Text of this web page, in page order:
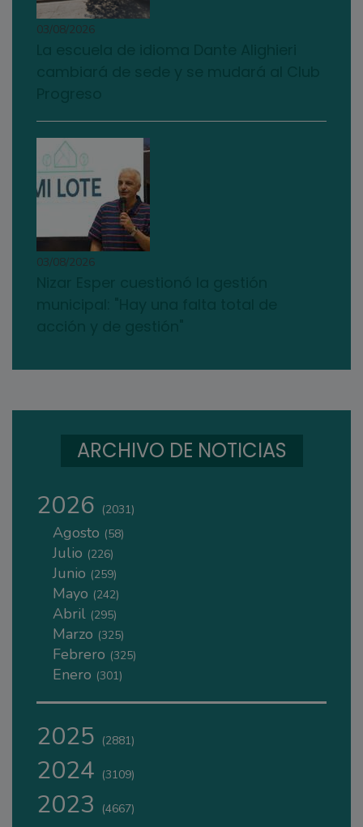
03/08/2026
03/08/2026
ARCHIVO DE NOTICIAS
2026 (2031)
Agosto (58)
Julio (226)
Junio (259)
Mayo (242)
Abril (295)
Marzo (325)
Febrero (325)
Enero (301)
2025 (2881)
2024 (3109)
2023 (4667)